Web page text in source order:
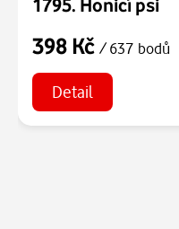
398 Kč / 637 bodů
Detail